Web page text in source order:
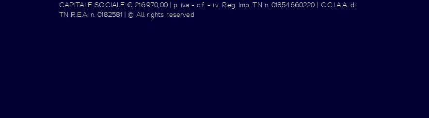
CAPITALE SOCIALE € 216.970,00 | p. iva - c.f. - i.v. Reg. Imp. TN n. 01854660220 | C.C.I.A.A. di
TN R.E.A. n. 0182581 | © All rights reserved